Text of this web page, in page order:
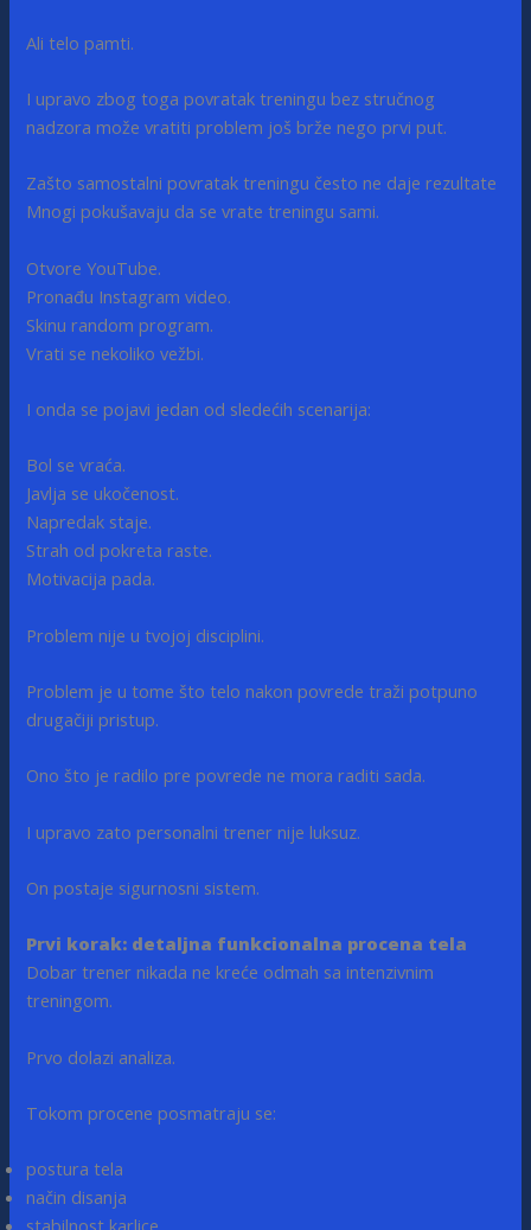
Ali telo pamti.
I upravo zbog toga povratak treningu bez stručnog
nadzora može vratiti problem još brže nego prvi put.
Zašto samostalni povratak treningu često ne daje rezultate
Mnogi pokušavaju da se vrate treningu sami.
Otvore YouTube.
Pronađu Instagram video.
Skinu random program.
Vrati se nekoliko vežbi.
I onda se pojavi jedan od sledećih scenarija:
Bol se vraća.
Javlja se ukočenost.
Napredak staje.
Strah od pokreta raste.
Motivacija pada.
Problem nije u tvojoj disciplini.
Problem je u tome što telo nakon povrede traži potpuno
drugačiji pristup.
Ono što je radilo pre povrede ne mora raditi sada.
I upravo zato personalni trener nije luksuz.
On postaje sigurnosni sistem.
Prvi korak: detaljna funkcionalna procena tela
Dobar trener nikada ne kreće odmah sa intenzivnim
treningom.
Prvo dolazi analiza.
Tokom procene posmatraju se:
postura tela
način disanja